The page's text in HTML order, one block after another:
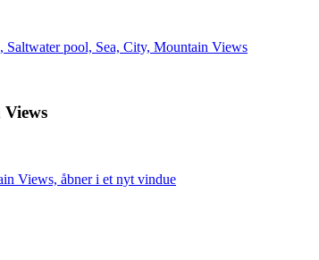
Saltwater pool, Sea, City, Mountain Views
Views, åbner i et nyt vindue